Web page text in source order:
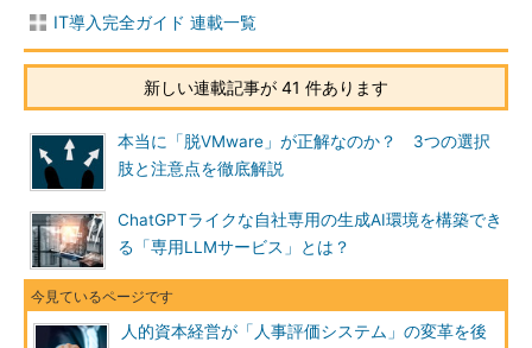
IT導入完全ガイド 連載一覧
新しい連載記事が 41 件あります
本当に「脱VMware」が正解なのか？ 3つの選択
肢と注意点を徹底解説
ChatGPTライクな自社専用の生成AI環境を構築でき
る「専用LLMサービス」とは？
人的資本経営が「人事評価システム」の変革を後